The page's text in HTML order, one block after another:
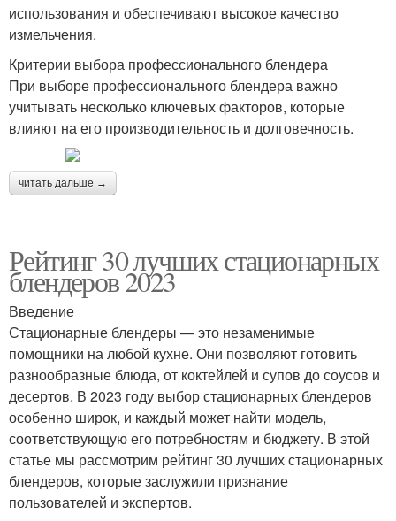
использования и обеспечивают высокое качество
измельчения.
Критерии выбора профессионального блендера
При выборе профессионального блендера важно
учитывать несколько ключевых факторов, которые
влияют на его производительность и долговечность.
читать дальше →
Рейтинг 30 лучших стационарных
блендеров 2023
Введение
Стационарные блендеры — это незаменимые
помощники на любой кухне. Они позволяют готовить
разнообразные блюда, от коктейлей и супов до соусов и
десертов. В 2023 году выбор стационарных блендеров
особенно широк, и каждый может найти модель,
соответствующую его потребностям и бюджету. В этой
статье мы рассмотрим рейтинг 30 лучших стационарных
блендеров, которые заслужили признание
пользователей и экспертов.